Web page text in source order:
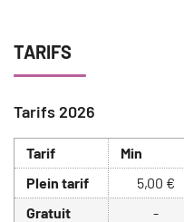
TARIFS
Tarifs 2026
Tarif Min
Plein tarif
5,00 €
Gratuit
-